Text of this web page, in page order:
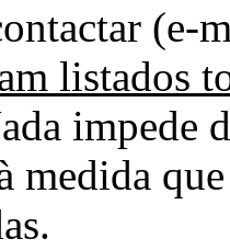
(e-
listados
impede
medida